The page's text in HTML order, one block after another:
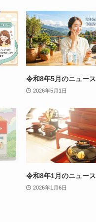
令和8年5月のニュース
2026年5月1日
令和8年1月のニュース
2026年1月6日